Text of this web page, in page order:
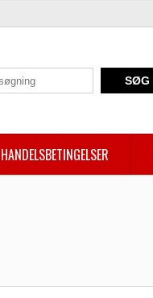
SØG
HANDELSBETINGELSER